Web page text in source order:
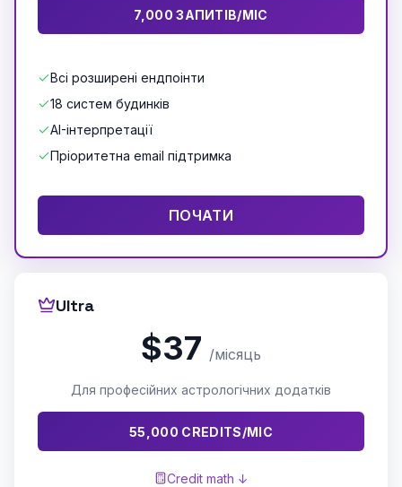
7,000 ЗАПИТІВ/МІС
Всі розширені ендпоінти
18 систем будинків
AI-інтерпретації
Пріоритетна email підтримка
ПОЧАТИ
Ultra
$37 /місяць
Для професійних астрологічних додатків
55,000 CREDITS/МІС
Credit math ↓